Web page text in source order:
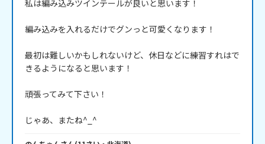
私は編み込みツインテールが良いと思います！
編み込みを入れるだけでグンっと可愛くなります！
最初は難しいかもしれないけど、休日などに練習すれはで
きるようになると思います！
頑張ってみて下さい！
じゃあ、またね^_^